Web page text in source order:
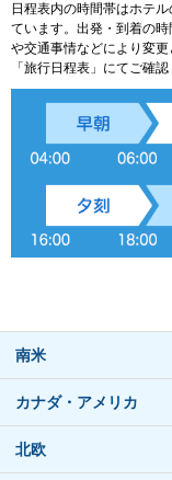
日程表内の時間帯はホテ
ています。出発・到着の
や交通事情などにより変
「旅行日程表」にてご確認
南米
カナダ・アメリカ
北欧